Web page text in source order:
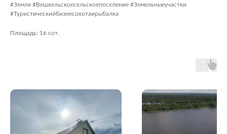
#Земля #Вешкельскоесельскоепоселение #Земельныеучастки
#Туристическийбизнесохотаирыбалка
Площадь: 16 сот.